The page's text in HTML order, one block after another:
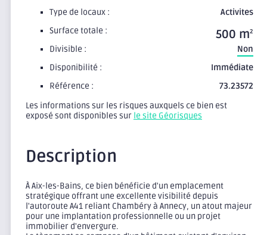
Type de locaux :
Activites
Surface totale :
500 m2
Divisible :
Non
Disponibilité :
Immédiate
Référence :
73.23572
Les informations sur les risques auxquels ce bien est
exposé sont disponibles sur le site Géorisques
Description
À Aix-les-Bains, ce bien bénéficie d'un emplacement
stratégique offrant une excellente visibilité depuis
l'autoroute A41 reliant Chambéry à Annecy, un atout majeur
pour une implantation professionnelle ou un projet
immobilier d'envergure.